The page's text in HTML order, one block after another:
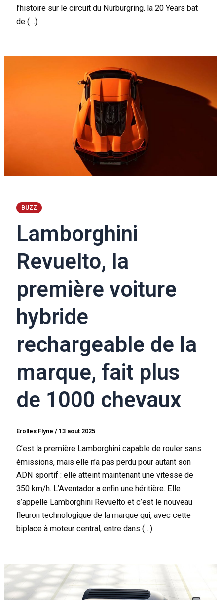
l’histoire sur le circuit du Nürburgring. la 20 Years bat
de (…)
BUZZ
Lamborghini
Revuelto, la
première voiture
hybride
rechargeable de la
marque, fait plus
de 1000 chevaux
Erolles Flyne/ 13 août 2025
C’est la première Lamborghini capable de rouler sans
émissions, mais elle n’a pas perdu pour autant son
ADN sportif : elle atteint maintenant une vitesse de
350 km/h. L’Aventador a enfin une héritière. Elle
s’appelle Lamborghini Revuelto et c’est le nouveau
fleuron technologique de la marque qui, avec cette
biplace à moteur central, entre dans (…)